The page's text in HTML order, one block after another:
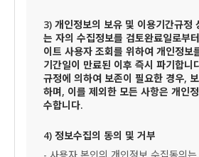
3) 개인정보의 보유 및 이용기간규정
는 자의 수집정보를 검토완료일로부
이트 사용자 조회를 위하여 개인정보
기간일이 만료된 이후 즉시 파기합니
규정에 의하여 보존이 필요한 경우,
하며, 이를 제외한 모든 사항은 개인
수합니다.
4) 정보수집의 동의 및 거부